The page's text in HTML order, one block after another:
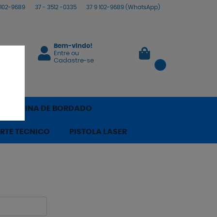
9689 37 - 3512 -0335 37 9 102-9689 (WhatsApp)
Bem-vindo!
Entreou
Cadastre-se
0
MÁQUINA DE BORDADO
TECNICO PISTOLA LASER